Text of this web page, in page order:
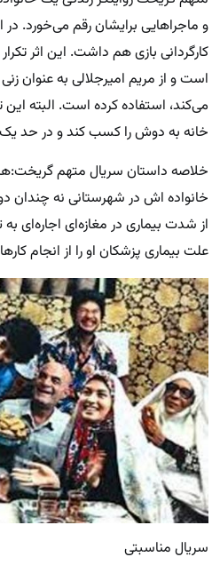
و ماجرا‌هایی برایشان رقم می‌خورد.
کارگردانی بازی هم داشت. این اثر
است و از مریم امیرجلالی به عنوان
می‌کند، استفاده کرده است. البته
خانه به دوش را کسب کند و در حد یک
خلاصه داستان سریال متهم
خانواده اش در شهرستانی نه چندان
از شدت بیماری در مغازه‌ای اجاره‌ای
علت بیماری پزشکان او را از انجام
سریال مناسبتی